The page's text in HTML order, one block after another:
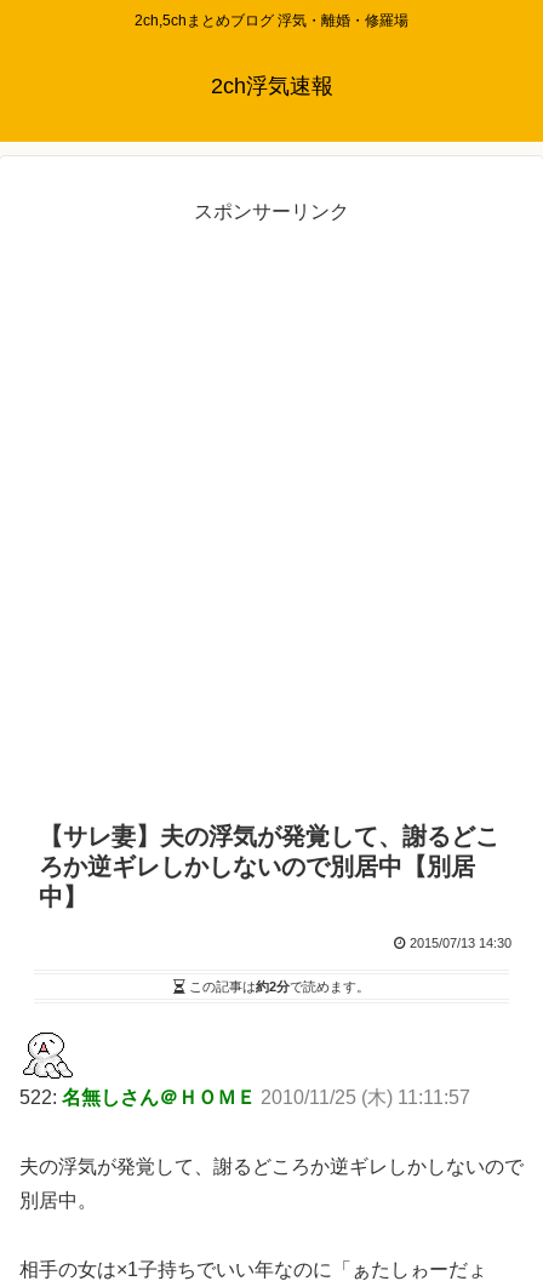
2ch,5chまとめブログ 浮気・離婚・修羅場
2ch浮気速報
スポンサーリンク
【サレ妻】夫の浮気が発覚して、謝るどこ
ろか逆ギレしかしないので別居中【別居
中】
2015/07/13 14:30
この記事は約2分で読めます。
522: 名無しさん＠ＨＯＭＥ 2010/11/25 (木) 11:11:57
夫の浮気が発覚して、謝るどころか逆ギレしかしないので
別居中。
相手の女は×1子持ちでいい年なのに「ぁたしゎーだょ